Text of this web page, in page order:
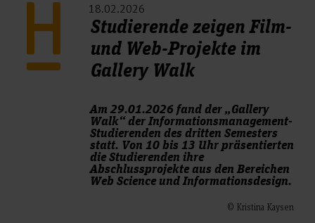
18.02.2026
Studierende zeigen Film-
und Web-Projekte im
Gallery Walk
Am 29.01.2026 fand der „Gallery
Walk“ der Informationsmanagement-
Studierenden des dritten Semesters
statt. Von 10 bis 13 Uhr präsentierten
die Studierenden ihre
Abschlussprojekte aus den Bereichen
Web Science und Informationsdesign.
© Kristina Kaysen